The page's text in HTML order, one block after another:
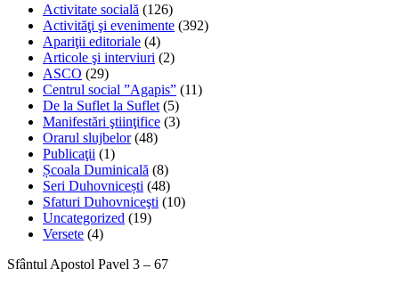
Activitate socială (126)
Activităţi şi evenimente (392)
Apariţii editoriale (4)
Articole şi interviuri (2)
ASCO (29)
Centrul social ”Agapis” (11)
De la Suflet la Suflet (5)
Manifestări ştiinţifice (3)
Orarul slujbelor(48)
Publicaţii (1)
Școala Duminicală (8)
Seri Duhovnicești (48)
Sfaturi Duhovniceşti (10)
Uncategorized (19)
Versete (4)
Sfântul Apostol Pavel 3 – 67